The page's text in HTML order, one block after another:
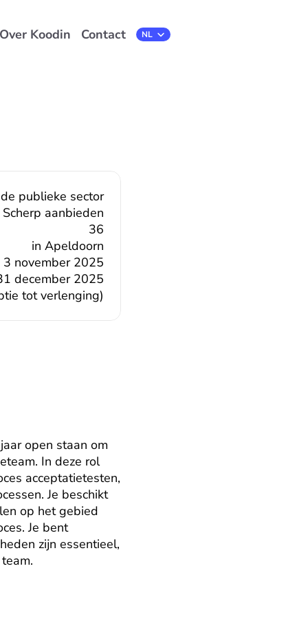
Over Koodin Contact Select Language
NL
3 november 2025
december 2025
tot verlenging)
publieke sector
Scherp aanbieden
36
in Apeldoorn
open staan om
In deze rol
acceptatietesten,
Je beschikt
op het gebied
Je bent
zijn essentieel,